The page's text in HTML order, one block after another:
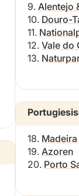
9. Alentejo
10. Douro-
11.
12. Vale do
13.
18. Madeira
19. Azoren
20. Porto